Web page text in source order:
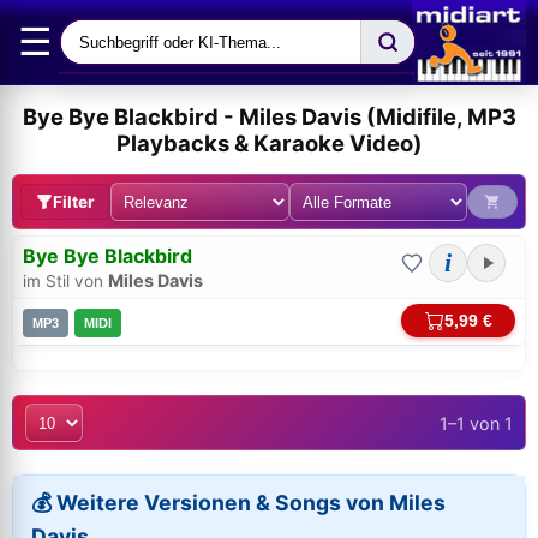
☰
Bye Bye Blackbird - Miles Davis (Midifile, MP3
Playbacks & Karaoke Video)
Filter
Bye Bye Blackbird
im Stil von Miles Davis
i
MP3 MIDI 5,99 €
1–1 von 1
💰 Weitere Versionen & Songs von Miles
Bei midi.de anmelden
Sicherer Login für Ihre Bestellungen & Downloads